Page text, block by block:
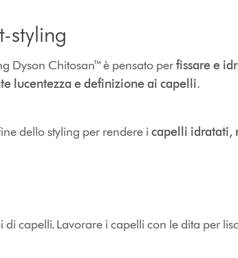
styling
Dyson Chitosan™ è pensato perfissare e
lucentezza e definizione ai capelli.
dello styling per rendere i capelli idratati,
di capelli. Lavorare i capelli con le dita per